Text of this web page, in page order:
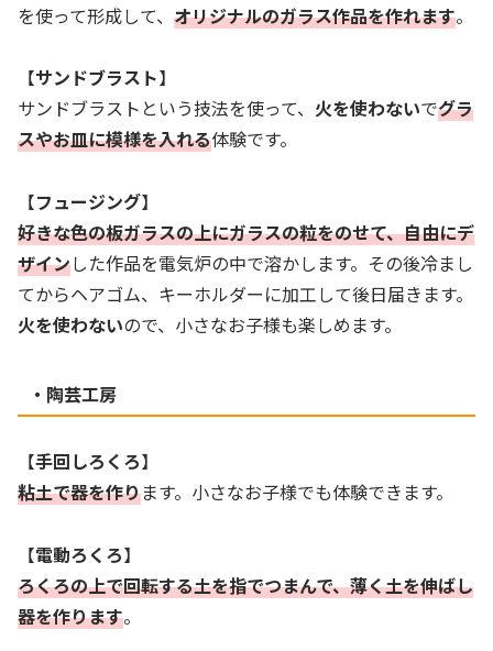
を使って形成して、 オリジナルのガラス作品を作れます。
【サンドブラスト】
サンドブラストという技法を使って、 火を使わないでグラ
スやお皿に模様を入れる体験です。
【フュージング】
好きな色の板ガラスの上にガラスの粒をのせて、自由にデ
ザインした作品を電気炉の中で溶かします。その後冷まし
てからヘアゴム、キーホルダーに加工して後日届きます。
火を使わないので、小さなお子様も楽しめます。
・陶芸工房
【手回しろくろ】
粘土で器を作ります。小さなお子様でも体験できます。
【電動ろくろ】
ろくろの上で回転する土を指でつまんで、薄く土を伸ばし
器を作ります。